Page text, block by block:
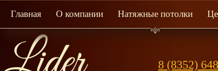
Главная О компании Натяжные потолки
8 (8352)